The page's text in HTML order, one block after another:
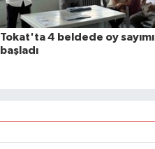
Tokat'ta 4 beldede oy sayımı
başladı